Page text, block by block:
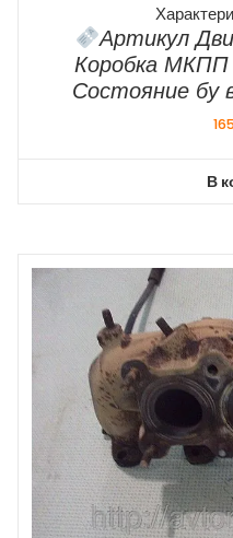
Артикул
Коробка МКПП
Состояние бу
В